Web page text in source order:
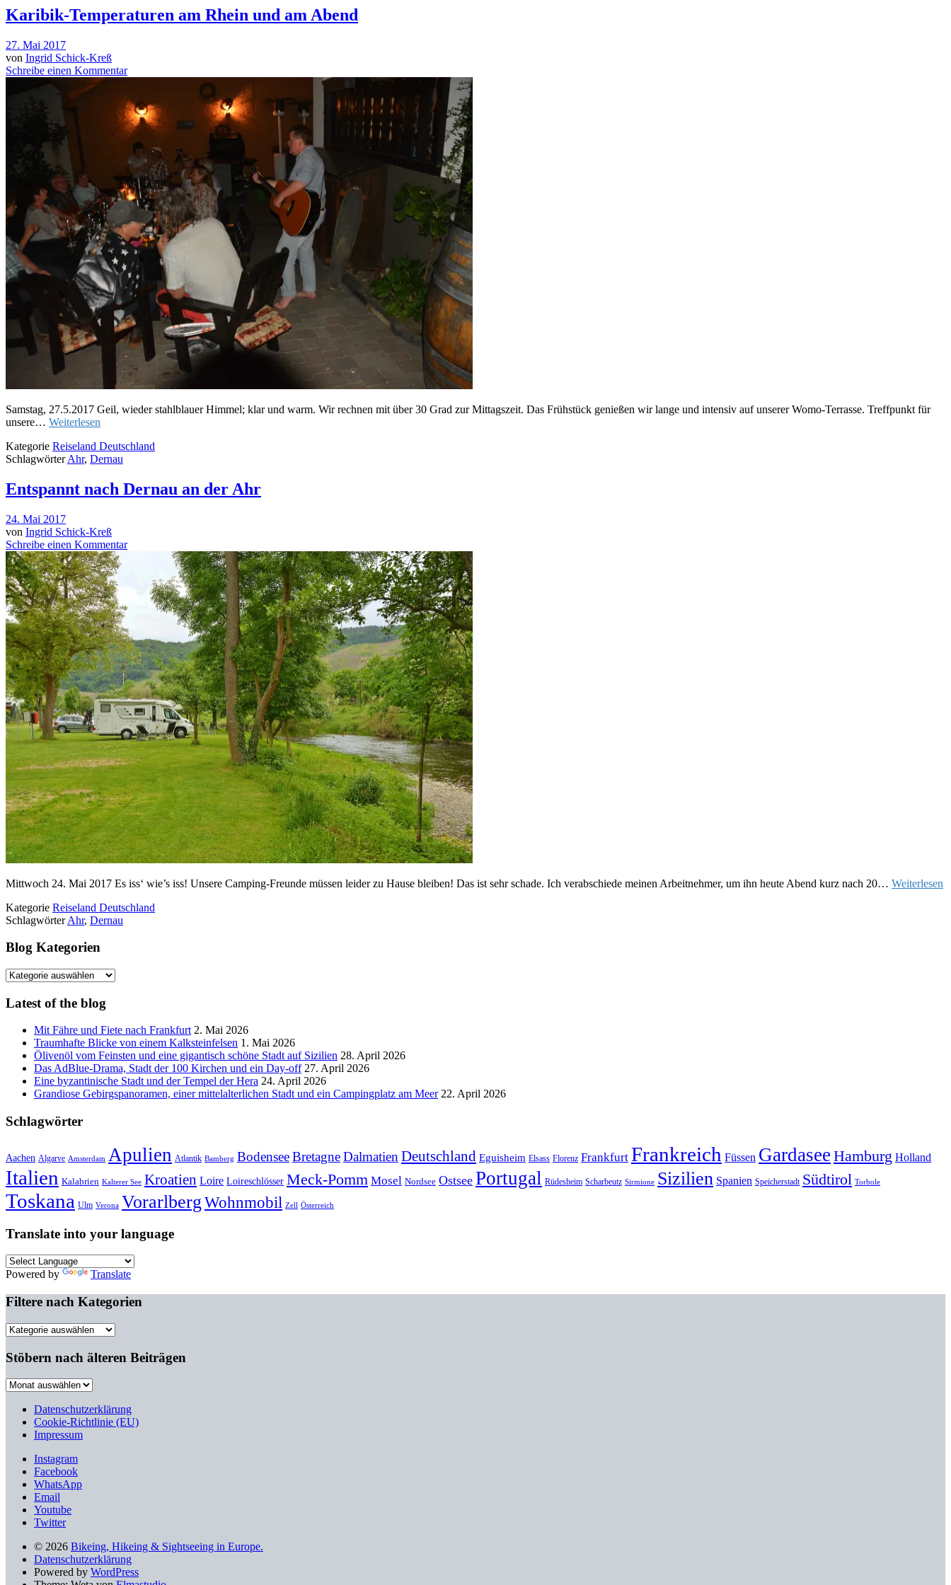
Karibik-Temperaturen am Rhein und am Abend
27. Mai 2017
von Ingrid Schick-Kreß
Schreibe einen Kommentar
Samstag, 27.5.2017 Geil, wieder stahlblauer Himmel; klar und warm. Wir rechnen mit über 30 Grad zur Mittagszeit. Das Frühstück genießen wir lange und intensiv auf unserer Womo-Terrasse. Treffpunkt für
unsere… Weiterlesen
Kategorie Reiseland Deutschland
SchlagwörterAhr, Dernau
Entspannt nach Dernau an der Ahr
24. Mai 2017
von Ingrid Schick-Kreß
Schreibe einen Kommentar
Mittwoch 24. Mai 2017 Es iss‘ wie’s iss! Unsere Camping-Freunde müssen leider zu Hause bleiben! Das ist sehr schade. Ich verabschiede meinen Arbeitnehmer, um ihn heute Abend kurz nach 20… Weiterlesen
Kategorie Reiseland Deutschland
SchlagwörterAhr, Dernau
Blog Kategorien
Blog
Latest of the blog
Mit Fähre und Fiete nach Frankfurt 2. Mai 2026
Traumhafte Blicke von einem Kalksteinfelsen 1. Mai 2026
Ölivenöl vom Feinsten und eine gigantisch schöne Stadt auf Sizilien 28. April 2026
Das AdBlue-Drama, Stadt der 100 Kirchen und ein Day-off 27. April 2026
Eine byzantinische Stadt und der Tempel der Hera 24. April 2026
Grandiose Gebirgspanoramen, einer mittelalterlichen Stadt und ein Campingplatz am Meer 22. April 2026
Schlagwörter
Aachen Algarve Amsterdam Apulien Atlantik Bamberg BodenseeBretagneDalmatien Deutschland Eguisheim Elsass Florenz Frankfurt Frankreich Füssen Gardasee Hamburg Holland
Italien Kalabrien Kalterer See Kroatien Loire Loireschlösser Meck-Pomm Mosel Nordsee Ostsee Portugal Rüdesheim Scharbeutz Sirmione Sizilien Spanien Speicherstadt Südtirol Torbole
Toskana Ulm Verona VorarlbergWohnmobil Zell Österreich
Translate into your language
Powered by Translate
Filtere nach Kategorien
Filtere
Kategorien
Stöbern nach älteren Beiträgen
Stöbern
älteren
Beiträgen
Datenschutzerklärung
Cookie-Richtlinie (EU)
Impressum
Instagram
Facebook
WhatsApp
Email
Youtube
Twitter
© 2026 Bikeing, Hikeing & Sightseeing in Europe.
Datenschutzerklärung
Powered by WordPress